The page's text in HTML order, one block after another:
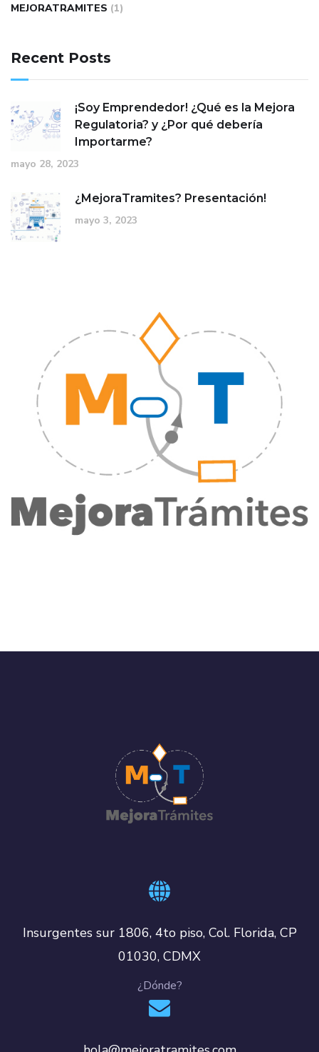
MEJORATRAMITES (1)
Recent Posts
¡Soy Emprendedor! ¿Qué es la Mejora
Regulatoria? y ¿Por qué debería
Importarme?
mayo 28, 2023
¿MejoraTramites? Presentación!
mayo 3, 2023
Insurgentes sur 1806, 4to piso, Col. Florida, CP
01030, CDMX
¿Dónde?